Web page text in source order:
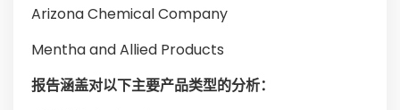
Arizona Chemical Company
Mentha and Allied Products
报告涵盖对以下主要产品类型的分析：